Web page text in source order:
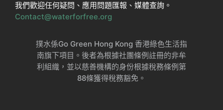
我們歡迎任何疑問、應用問題匯報、媒體查詢。
Contact@waterforfree.org
撲水係Go Green Hong Kong 香港綠色生活指
南旗下項目。後者為根據社團條例註冊的非牟
利組織，並以慈善機構的身份根據稅務條例第
88條獲得稅務豁免。